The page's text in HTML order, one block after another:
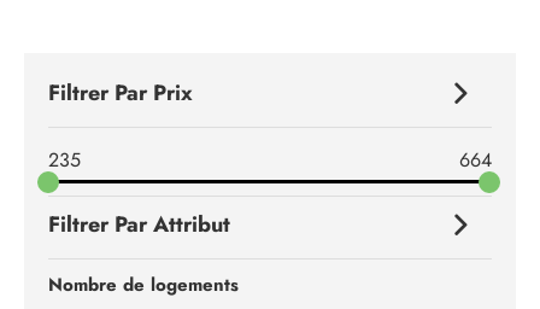
Conférences
formations
(70)
Filtrer Par Prix
235 664
Filtrer Par Attribut
Nombre de logements